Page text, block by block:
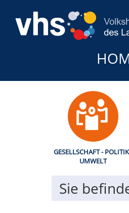
GESELLSCHAFT -
UMWELT
Sie